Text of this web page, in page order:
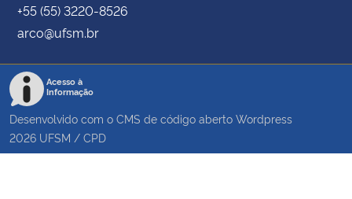
+55 (55) 3220-8526
arco@ufsm.br
Acesso à
Informação
Desenvolvido com o CMS de código aberto Wordpress
2026 UFSM / CPD